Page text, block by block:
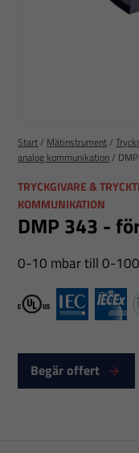
Start/ Mätinstrument/
analog kommunikation/
TRYCKGIVARE &
KOMMUNIKATION
DMP 343 -
0-10 mbar till 0-
cULusIEX
Begär offert